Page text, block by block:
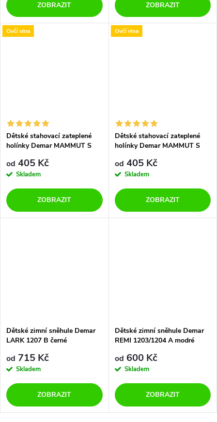
ZOBRAZIT ZOBRAZIT
Ovčí vlna
Dětské stahovací zateplené
holínky Demar MAMMUT S
od 405 Kč
Skladem
ZOBRAZIT
Ovčí vlna
Dětské stahovací zateplené
holínky Demar MAMMUT S
od 405 Kč
Skladem
ZOBRAZIT
Dětské zimní sněhule Demar
LARK 1207 B černé
od 715 Kč
Skladem
ZOBRAZIT
Dětské zimní sněhule Demar
REMI 1203/1204 A modré
od 600 Kč
Skladem
ZOBRAZIT